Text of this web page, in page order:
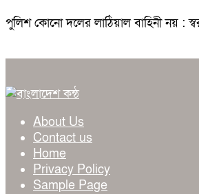
পুলিশ কোনো দলের লাঠিয়াল বাহিনী নয় :
About Us
Contact us
Home
Privacy Policy
Sample Page